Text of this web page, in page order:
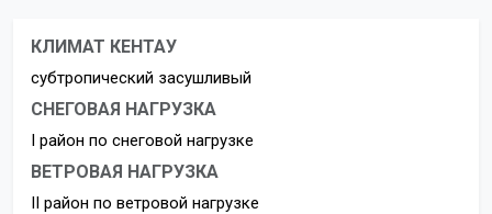
КЛИМАТ КЕНТАУ
субтропический засушливый
СНЕГОВАЯ НАГРУЗКА
I район по снеговой нагрузке
ВЕТРОВАЯ НАГРУЗКА
II район по ветровой нагрузке